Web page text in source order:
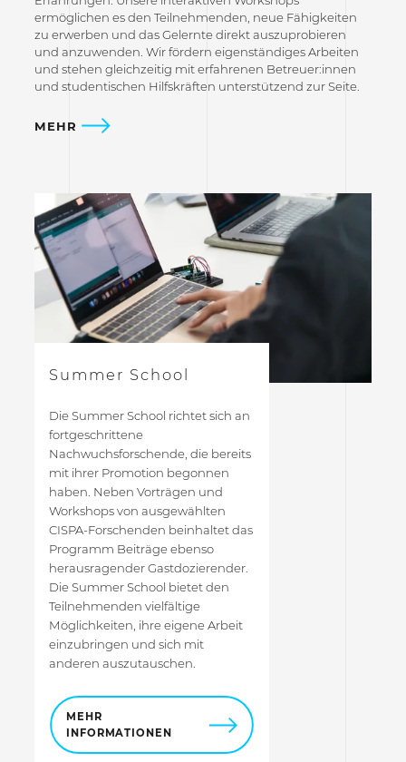
ermöglichen es den Teilnehmenden, neue Fähigkeiten
zu erwerben und das Gelernte direkt auszuprobieren
und anzuwenden. Wir fördern eigenständiges Arbeiten
und stehen gleichzeitig mit erfahrenen Betreuer:innen
und studentischen Hilfskräften unterstützend zur Seite.
MEHR
Summer School
Die Summer School richtet sich an
fortgeschrittene
Nachwuchsforschende, die bereits
mit ihrer Promotion begonnen
haben. Neben Vorträgen und
Workshops von ausgewählten
CISPA-Forschenden beinhaltet das
Programm Beiträge ebenso
herausragender Gastdozierender.
Die Summer School bietet den
Teilnehmenden vielfältige
Möglichkeiten, ihre eigene Arbeit
einzubringen und sich mit
anderen auszutauschen.
MEHR
INFORMATIONEN